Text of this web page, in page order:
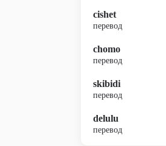
cishet
перевод
chomo
перевод
skibidi
перевод
delulu
перевод